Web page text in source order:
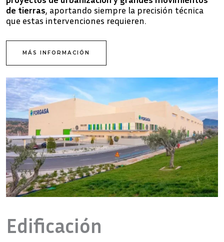
de tierras, aportando siempre la precisión técnica
que estas intervenciones requieren.
MÁS INFORMACIÓN
Edificación